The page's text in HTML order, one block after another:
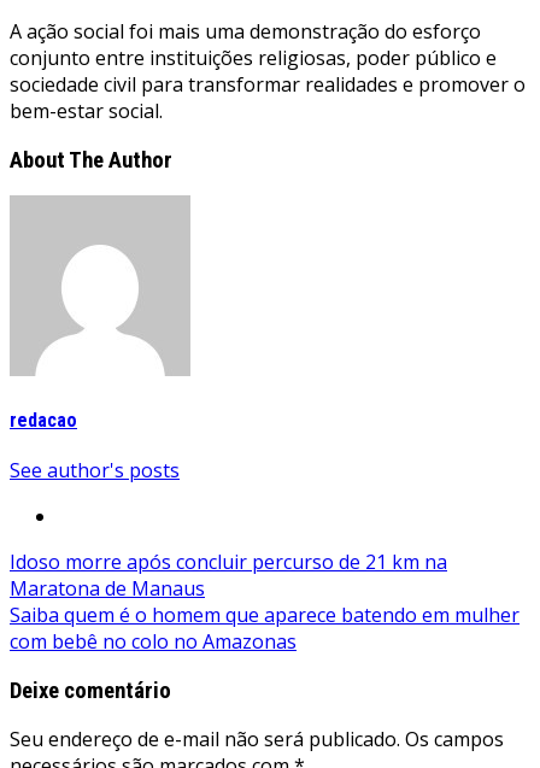
A ação social foi mais uma demonstração do esforço
conjunto entre instituições religiosas, poder público e
sociedade civil para transformar realidades e promover o
bem-estar social.
About The Author
redacao
See author's posts
Navegação
de
Post
Idoso morre após concluir percurso de 21 km na
Maratona de Manaus
Saiba quem é o homem que aparece batendo em mulher
com bebê no colo no Amazonas
Deixe comentário
Seu endereço de e-mail não será publicado. Os campos